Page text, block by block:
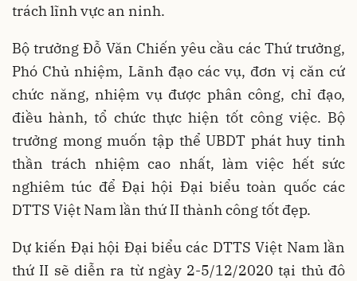
trách lĩnh vực an ninh.
Bộ trưởng Đỗ Văn Chiến yêu cầu các Thứ trưởng,
Phó Chủ nhiệm, Lãnh đạo các vụ, đơn vị căn cứ
chức năng, nhiệm vụ được phân công, chỉ đạo,
điều hành, tổ chức thực hiện tốt công việc. Bộ
trưởng mong muốn tập thể UBDT phát huy tinh
thần trách nhiệm cao nhất, làm việc hết sức
nghiêm túc để Đại hội Đại biểu toàn quốc các
DTTS Việt Nam lần thứ II thành công tốt đẹp.
Dự kiến Đại hội Đại biểu các DTTS Việt Nam lần
thứ II sẽ diễn ra từ ngày 2-5/12/2020 tại thủ đô